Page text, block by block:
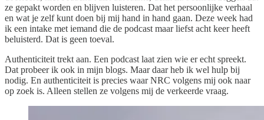
ze gepakt worden en blijven luisteren. Dat het persoonlijke verhaal
en wat je zelf kunt doen bij mij hand in hand gaan. Deze week had
ik een intake met iemand die de podcast maar liefst acht keer heeft
beluisterd. Dat is geen toeval.
Authenticiteit trekt aan. Een podcast laat zien wie er echt spreekt.
Dat probeer ik ook in mijn blogs. Maar daar heb ik wel hulp bij
nodig. En authenticiteit is precies waar NRC volgens mij ook naar
op zoek is. Alleen stellen ze volgens mij de verkeerde vraag.